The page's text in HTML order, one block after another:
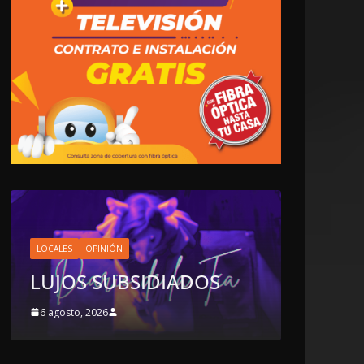
LOCALES OPINIÓN
EN LAS TRIPAS DEL
JAGUAR: 06 DE
DE 2026